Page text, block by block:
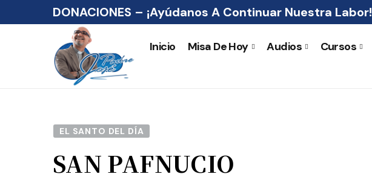
DONACIONES – ¡Ayúdanos A Continuar Nuestra Labor!
Inicio Misa De Hoy Audios Cursos
EL SANTO DEL DÍA
SAN PAFNUCIO